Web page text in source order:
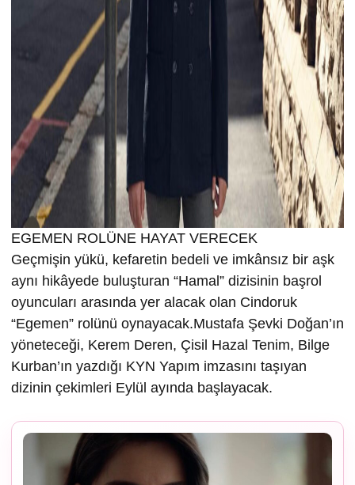
EGEMEN ROLÜNE HAYAT VERECEK
Geçmişin yükü, kefaretin bedeli ve imkânsız bir aşk
aynı hikâyede buluşturan “Hamal” dizisinin başrol
oyuncuları arasında yer alacak olan Cindoruk
“Egemen” rolünü oynayacak.Mustafa Şevki Doğan’ın
yöneteceği, Kerem Deren, Çisil Hazal Tenim, Bilge
Kurban’ın yazdığı KYN Yapım imzasını taşıyan
dizinin çekimleri Eylül ayında başlayacak.